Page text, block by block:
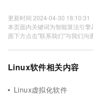
更新时间 2024-04-30 18:10:31
本页面内关键词为智能算法引
面下方点击"联系我们"与我们沟通
Linux软件相关内容
Linux虚拟化软件